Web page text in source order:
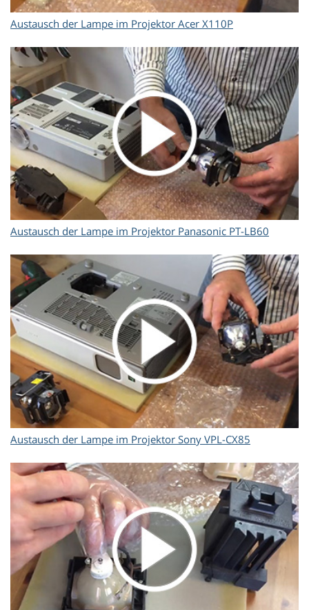
Austausch der Lampe im Projektor Acer X110P
Austausch der Lampe im Projektor Panasonic PT-LB60
Austausch der Lampe im Projektor Sony VPL-CX85